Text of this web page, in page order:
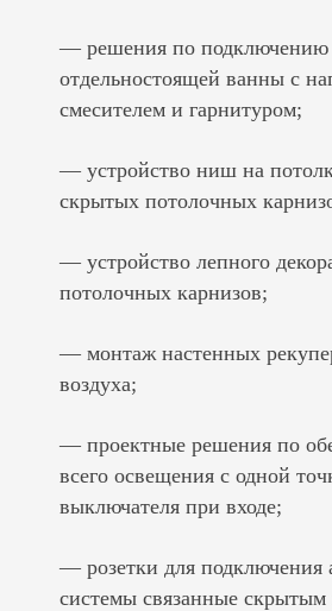
— решения по подключению
отдельностоящей ванны с
смесителем и гарнитуром;
— устройство ниш на
скрытых потолочных
— устройство лепного
потолочных карнизов;
— монтаж настенных
воздуха;
— проектные решения по
всего освещения с одной
выключателя при входе;
— розетки для подключения
системы связанные скрытым